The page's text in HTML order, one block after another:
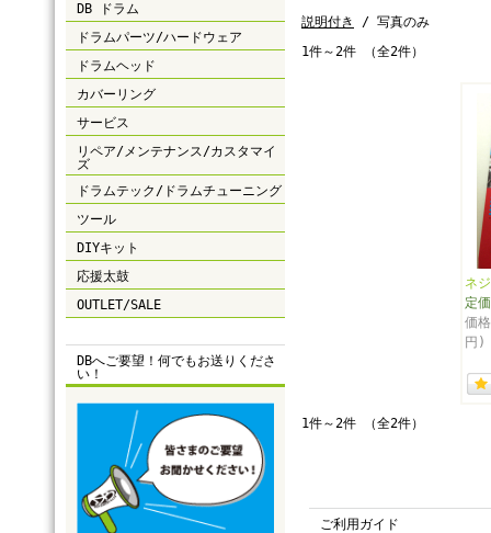
DB ドラム
ドラムパーツ/ハードウェア
ドラムヘッド
カバーリング
サービス
リペア/メンテナンス/カスタマイ
ズ
ドラムテック/ドラムチューニング
ツール
DIYキット
応援太鼓
OUTLET/SALE
DBへご要望！何でもお送りくださ
い！
説明付き
/ 写真のみ
1件～2件 （全2件）
ネ
定
価
円
1件～2件 （全2件）
ご利用ガイド